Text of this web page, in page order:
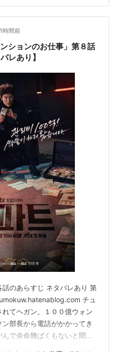
、キム・ジウン、ナ・ホン
了されたが、韓国映画の底
品とは対照的なコメディや
からで…
時間前
ションのお仕事」第８話
レあり】
話のあらすじ ネタバレあり 第
チュ
てヘガン。１００億ウォン
部長から電話がかかってき
で余命幾ばくもないと聞か